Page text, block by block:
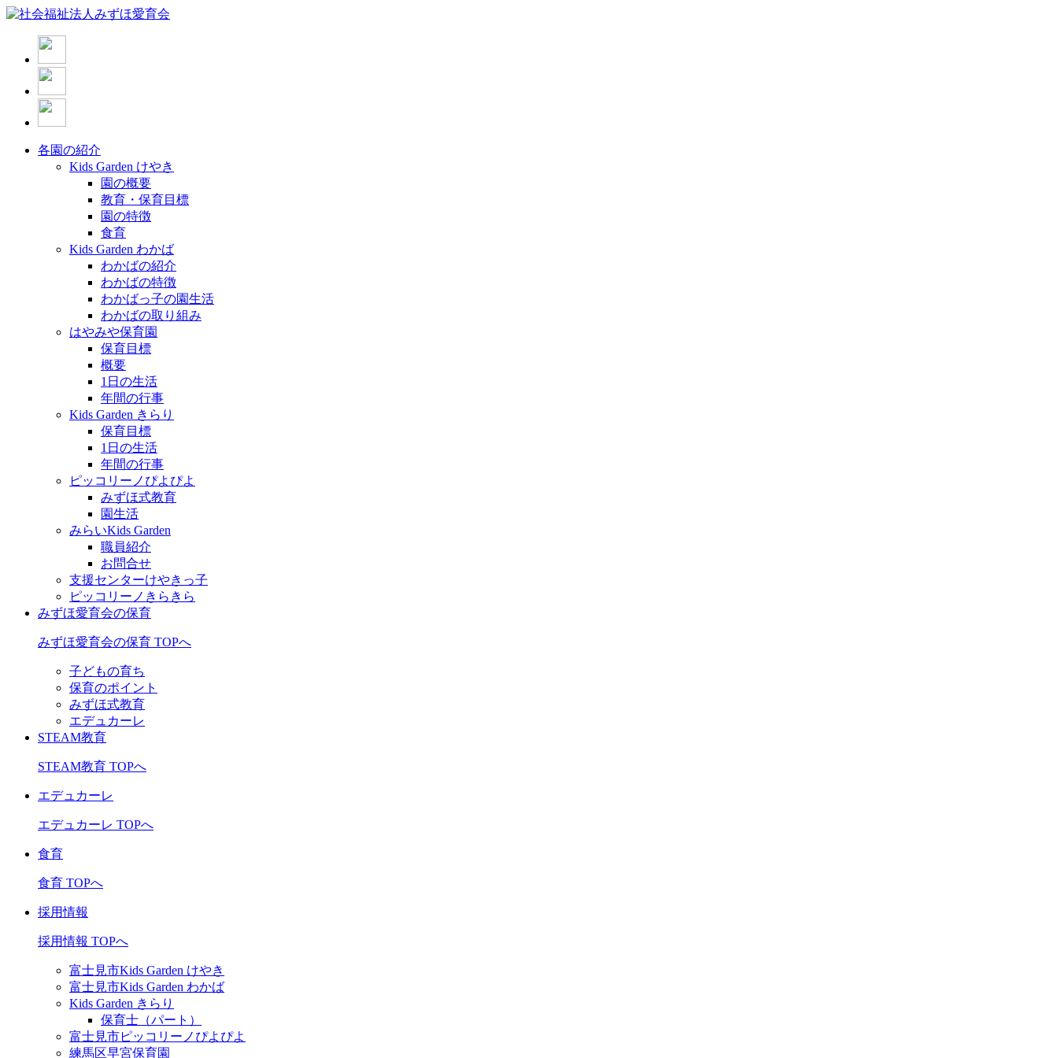
各園の紹介
Kids Garden けやき
園の概要
教育・保育目標
園の特徴
食育
Kids Garden わかば
わかばの紹介
わかばの特徴
わかばっ子の園生活
わかばの取り組み
はやみや保育園
保育目標
概要
1日の生活
年間の行事
Kids Garden きらり
保育目標
1日の生活
年間の行事
ピッコリーノぴよぴよ
みずほ式教育
園生活
みらいKids Garden
職員紹介
お問合せ
支援センターけやきっ子
ピッコリーノきらきら
みずほ愛育会の保育
みずほ愛育会の保育 TOPへ
子どもの育ち
保育のポイント
みずほ式教育
エデュカーレ
STEAM教育
STEAM教育 TOPへ
エデュカーレ
エデュカーレ TOPへ
食育
食育 TOPへ
採用情報
採用情報 TOPへ
富士見市Kids Garden けやき
富士見市Kids Garden わかば
Kids Garden きらり
保育士（パート）
富士見市ピッコリーノぴよぴよ
練馬区早宮保育園